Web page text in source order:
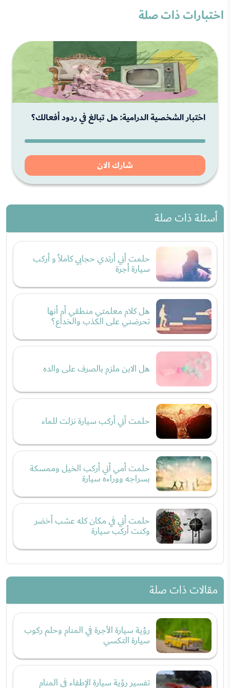
اختبارات ذات صلة
اختبار الشخصية الدرامية: هل تبالغ في ردود أفعالك؟
شارك الان
أسئلة ذات صلة
حلمت أني أرتدي حجابي كاملاً و أركب
سيارة أجرة
هل كلام معلمتي منطقي أم أنها
تحرضني على الكذب والخداع؟
هل الابن ملزم بالصرف على والده
حلمت أني أركب سيارة نزلت للماء
حلمت أمي أني أركب الخيل وممسكة
بسراجه ووراءه سيارة
حلمت أني في مكان كله عشب أخضر
وكنت أركب سيارة
مقالات ذات صلة
رؤية سيارة الأجرة في المنام وحلم ركوب
سيارة التكسي
تفسير رؤية سيارة الإطفاء في المنام